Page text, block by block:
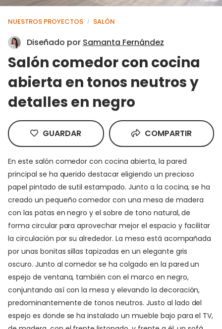
NUESTROS PROYECTOS / SALÓN
Diseñado por Samanta Fernández
Salón comedor con cocina
abierta en tonos neutros y
detalles en negro
GUARDAR COMPARTIR
En este salón comedor con cocina abierta, la pared
principal se ha querido destacar eligiendo un precioso
papel pintado de sutil estampado. Junto a la cocina, se ha
creado un pequeño comedor con una mesa de madera
con las patas en negro y el sobre de tono natural, de
forma circular para aprovechar mejor el espacio y facilitar
la circulación por su alrededor. La mesa está acompañada
por unas bonitas sillas tapizadas en un elegante gris
oscuro. Junto al comedor se ha colgado en la pared un
espejo de ventana, también con el marco en negro,
conjuntando así con la mesa y elevando la decoración,
predominantemente de tonos neutros. Justo al lado del
espejo es donde se ha instalado un mueble bajo para el TV,